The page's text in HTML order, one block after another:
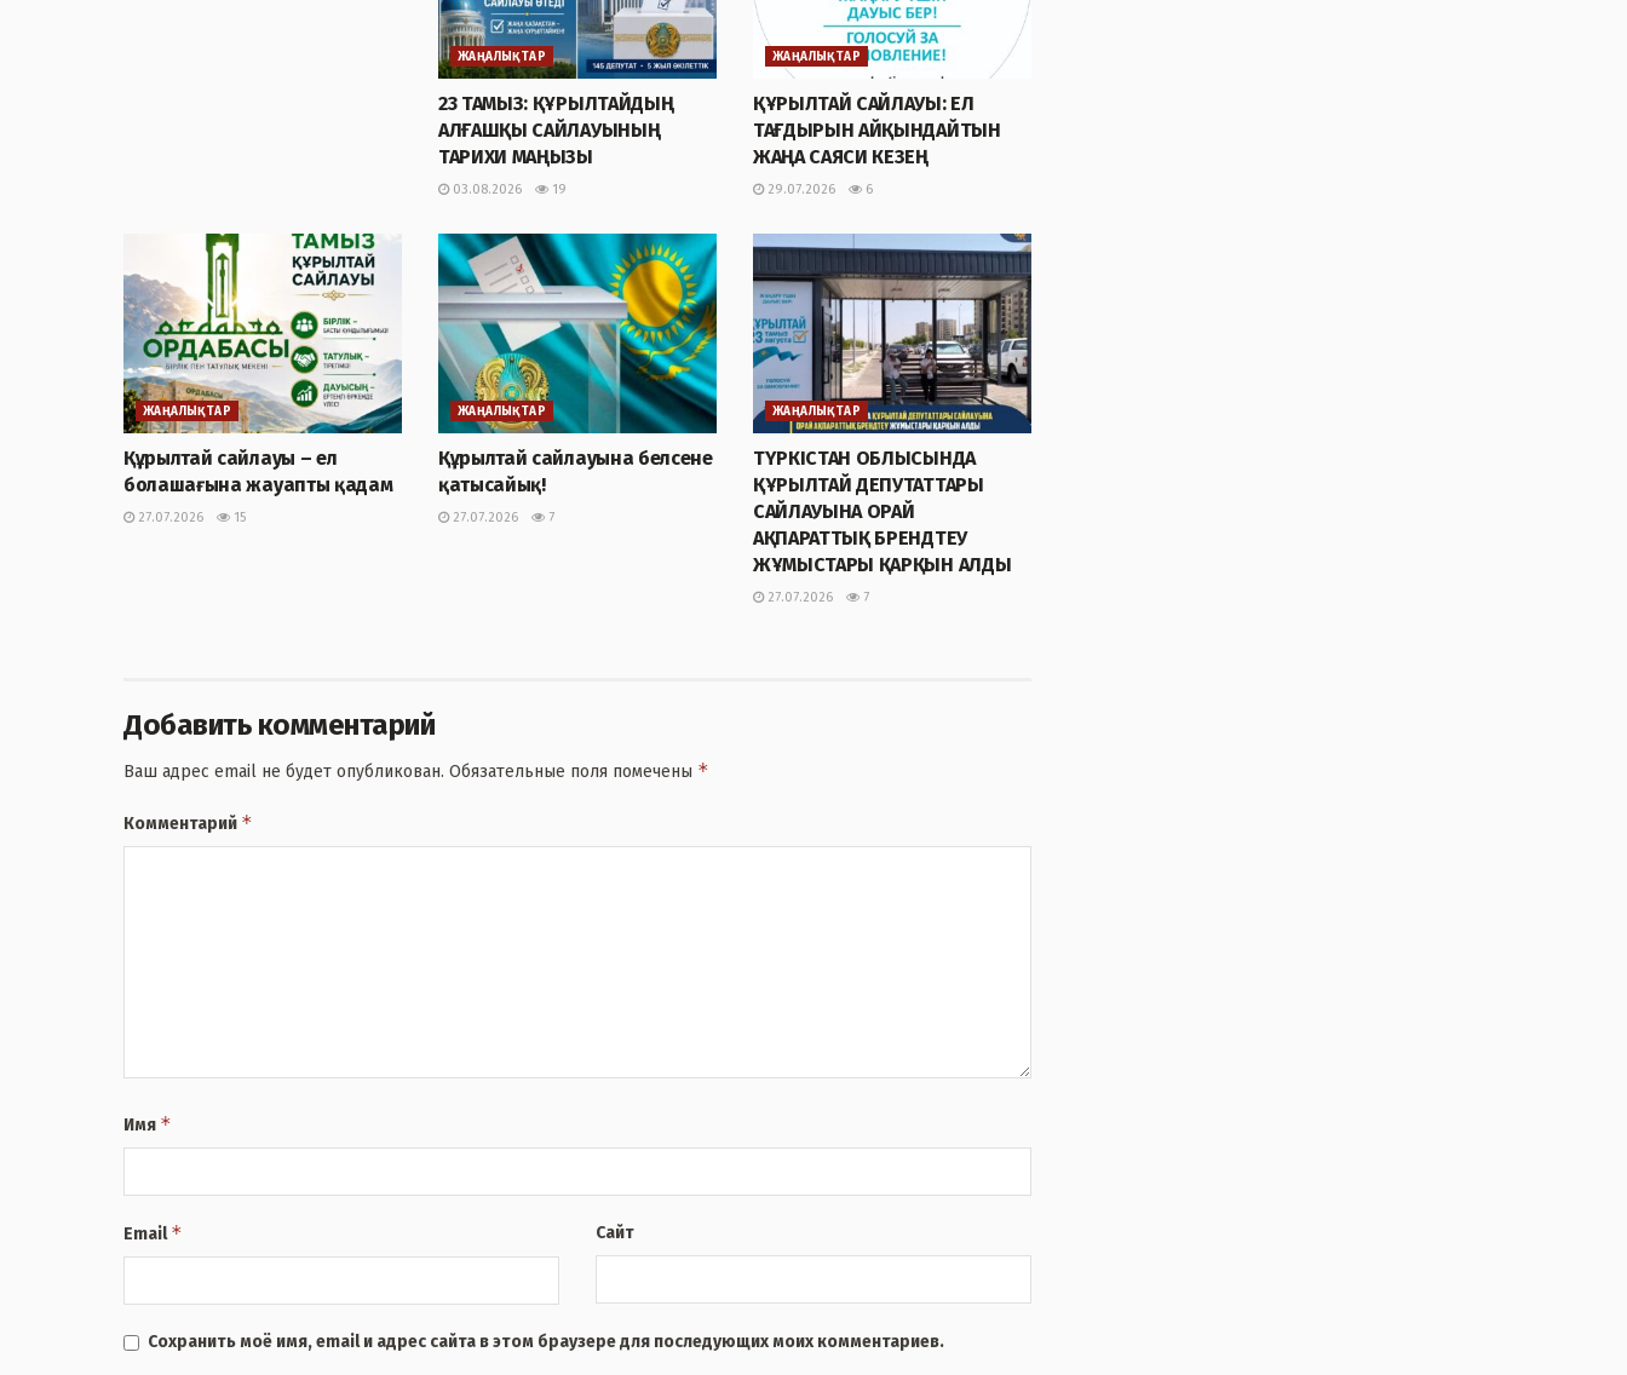
ЖАҢАЛЫҚТАР
23 ТАМЫЗ: ҚҰРЫЛТАЙДЫҢ
АЛҒАШҚЫ САЙЛАУЫНЫҢ
ТАРИХИ МАҢЫЗЫ
03.08.2026 19
ЖАҢАЛЫҚТАР
ҚҰРЫЛТАЙ САЙЛАУЫ: ЕЛ
ТАҒДЫРЫН АЙҚЫНДАЙТЫН
ЖАҢА САЯСИ КЕЗЕҢ
29.07.2026 6
ЖАҢАЛЫҚТАР
Құрылтай сайлауы – ел
болашағына жауапты қадам
27.07.2026 15
ЖАҢАЛЫҚТАР
Құрылтай сайлауына белсене
қатысайық!
27.07.2026 7
ЖАҢАЛЫҚТАР
ТҮРКІСТАН ОБЛЫСЫНДА
ҚҰРЫЛТАЙ ДЕПУТАТТАРЫ
САЙЛАУЫНА ОРАЙ
АҚПАРАТТЫҚ БРЕНДТЕУ
ЖҰМЫСТАРЫ ҚАРҚЫН АЛДЫ
27.07.2026 7
Добавить комментарий
Ваш адрес email не будет опубликован. Обязательные поля помечены *
Комментарий *
Имя *
Email* Сайт
Сохранить моё имя, email и адрес сайта в этом браузере для последующих моих комментариев.